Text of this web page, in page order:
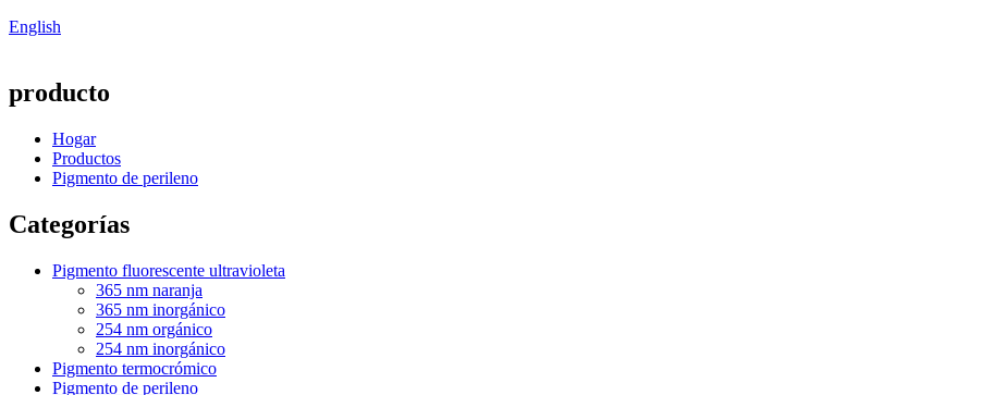
English
producto
Hogar
Productos
Pigmento de perileno
Categorías
Pigmento fluorescente ultravioleta
365 nm naranja
365 nm inorgánico
254 nm orgánico
254 nm inorgánico
Pigmento termocrómico
Pigmento de perileno